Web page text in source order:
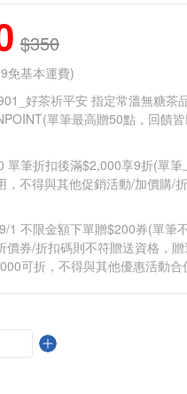
$350
免基本運費)
好茶祈平安 指定常溫無糖茶
單筆最高贈50點，回饋
單筆折扣後滿$2,000享9折(單
，不得與其他促銷活動/加價購/
1 不限金額下單贈$200券(單筆
價券/折扣碼則不符贈送資格，
可折，不得與其他優惠活動合